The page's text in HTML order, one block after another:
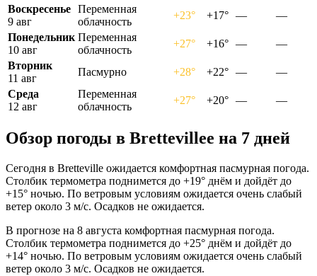
Воскресенье
9 авг
Переменная
облачность
+23° +17° —
—
Понедельник
10 авг
Переменная
облачность
+27° +16° —
—
Вторник
11 авг
Пасмурно +28° +22° —
—
Среда
12 авг
Переменная
облачность
+27° +20° — —
Обзор погоды в Brettevilleе на 7 дней
Сегодня в Bretteville ожидается комфортная пасмурная погода.
Столбик термометра поднимется до +19° днём и дойдёт до
+15° ночью. По ветровым условиям ожидается очень слабый
ветер около 3 м/с. Осадков не ожидается.
В прогнозе на 8 августа комфортная пасмурная погода.
Столбик термометра поднимется до +25° днём и дойдёт до
+14° ночью. По ветровым условиям ожидается очень слабый
ветер около 3 м/с. Осадков не ожидается.